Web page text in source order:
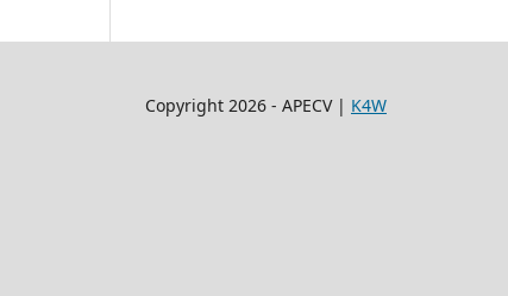
Copyright 2026 - APECV | K4W